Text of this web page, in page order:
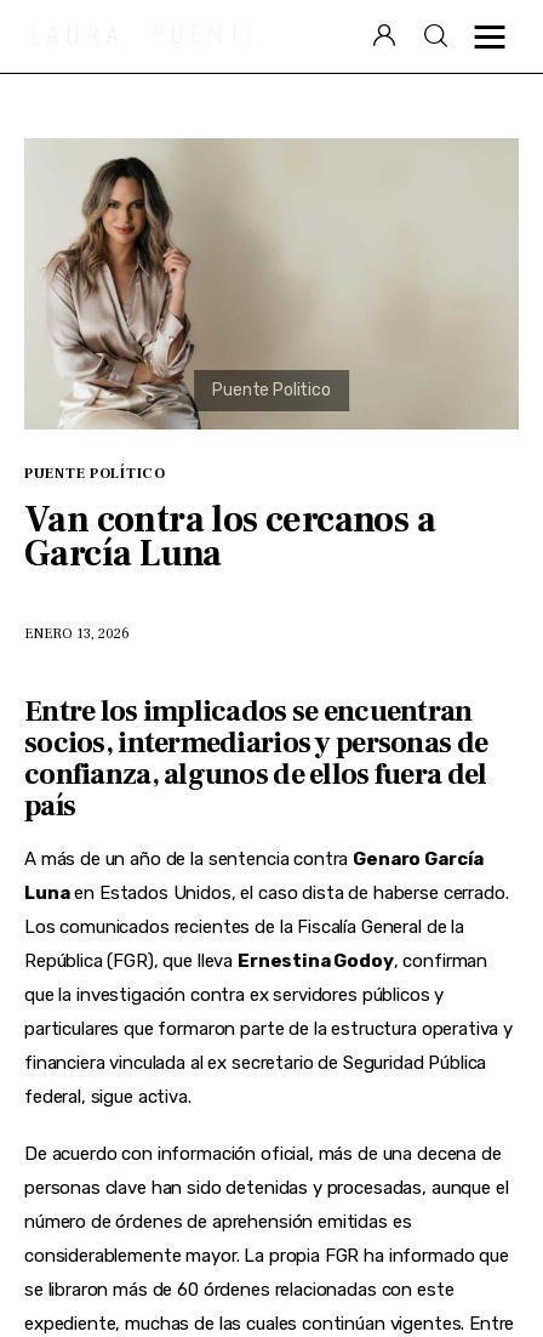
Laura Puente
Puente Político
Videocolumna
Podcast
Especiales
PUENTE POLÍTICO
Van contra los cercanos a
García Luna
ENERO 13, 2026
Entre los implicados se encuentran
socios, intermediarios y personas de
confianza, algunos de ellos fuera del
país
A más de un año de la sentencia contra Genaro García
Lunaen Estados Unidos, el caso dista de haberse cerrado.
Los comunicados recientes de la Fiscalía General de la
República (FGR), que lleva Ernestina Godoy, confirman
que la investigación contra ex servidores públicos y
particulares que formaron parte de la estructura operativa y
financiera vinculada al ex secretario de Seguridad Pública
federal, sigue activa.
De acuerdo con información oficial, más de una decena de
personas clave han sido detenidas y procesadas, aunque el
número de órdenes de aprehensión emitidas es
considerablemente mayor. La propia FGR ha informado que
se libraron más de 60 órdenes relacionadas con este
expediente, muchas de las cuales continúan vigentes. Entre